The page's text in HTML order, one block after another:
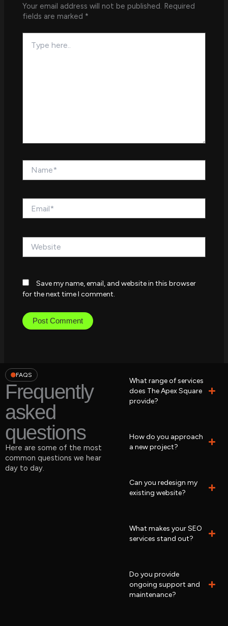
Your email address will not be published. Required
fields are marked *
here..
Save my name, email, and website in this browser
for the next time I comment.
FAQS
Frequently
asked
questions
Here are some of the most
common questions we hear
day to day.
What range of services
does The Apex Square
provide?
How do you approach
a new project?
Can you redesign my
existing website?
What makes your SEO
services stand out?
Do you provide
ongoing support and
maintenance?